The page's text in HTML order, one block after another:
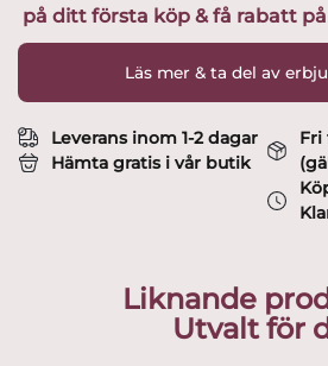
på ditt första köp & få rabatt
Läs mer & ta del av
Leverans inom 1-2 dagar
Hämta gratis i vår butik
Fri
Liknande
Utvalt för